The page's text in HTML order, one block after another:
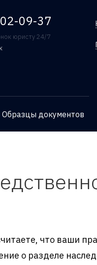
09-37
юристу 24/7
Образцы документов
что ваши
о разделе